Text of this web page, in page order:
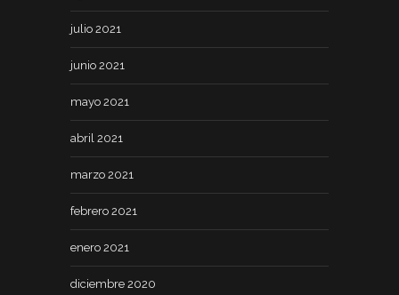
julio 2021
junio 2021
mayo 2021
abril 2021
marzo 2021
febrero 2021
enero 2021
diciembre 2020